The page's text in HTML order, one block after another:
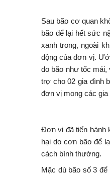
Sau bão cơ quan
bão để lại hết sức
xanh trong, ngoài
động của đơn vị.
do bão như tốc mái,
trợ cho 02 gia đình
đơn vị mong các
Đơn vị đã tiến hành
hại do cơn bão để
cách bình thường.
Mặc dù bão số 3